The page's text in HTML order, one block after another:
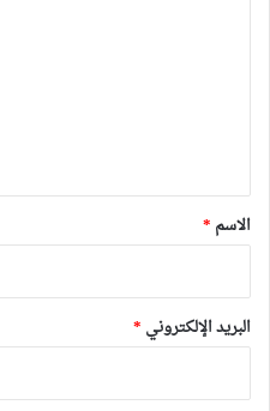
*
الاسم *
البريد الإلكتروني *